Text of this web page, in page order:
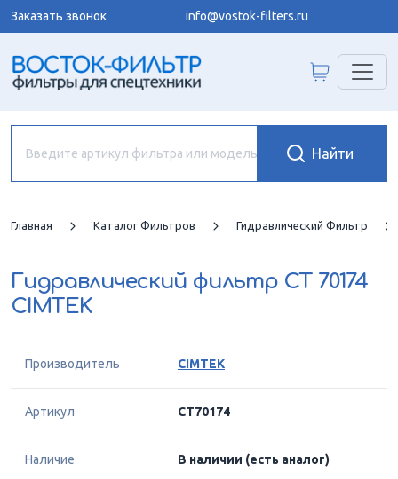
Заказать звонок info@vostok-filters.ru
Главная Каталог Фильтров Гидравлический Фильтр
Гидравлический фильтр CT 70174
CIMTEK
Производитель CIMTEK
Артикул CT70174
Наличие В наличии (есть аналог)